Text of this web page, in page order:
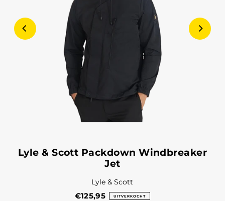
Lyle & Scott Packdown Windbreaker
Jet
Lyle & Scott
€125,95 UITVERKOCHT